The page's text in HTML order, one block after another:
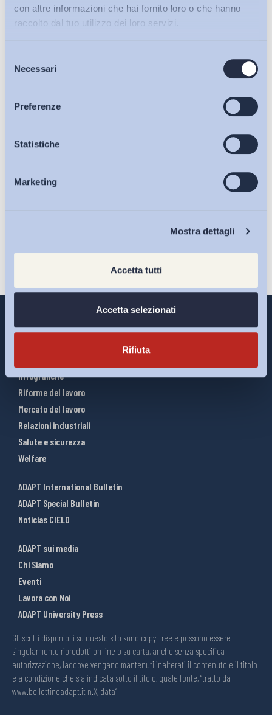
con altre informazioni che hai fornito loro o che hanno
raccolto dal tuo utilizzo dei loro servizi.
delNecessari
Preferenze
Statistiche
Marketing
Mostra dettagli
Accetta tutti
Accetta selezionati
Rifiuta
Bollettini ADAPT
Articoli
Osservatori
Eventi
sulla pagina della
Infografiche
Riforme del lavoro
Mercato del lavoro
Relazioni industriali
Salute e sicurezza
Welfare
ADAPT International Bulletin
ADAPT Special Bulletin
Noticias CIELO
ADAPT sui media
Chi Siamo
Eventi
Lavora con Noi
ADAPT University Press
Gli scritti disponibili su questo sito sono copy-free e possono essere
singolarmente riprodotti on line o su carta, anche senza specifica
autorizzazione, laddove vengano mantenuti inalterati il contenuto e il titolo
e a condizione che sia indicata sotto il titolo, quale fonte, “tratto da
www.bollettinoadapt.it n.X, data“